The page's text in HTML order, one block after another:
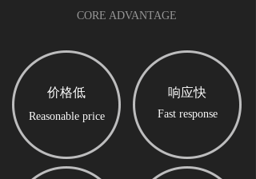
CORE ADVANTAGE
价格低
Reasonable price
响应快
Fast response